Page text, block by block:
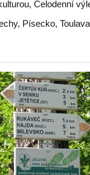
Celodenní
, Písecko, Toulava